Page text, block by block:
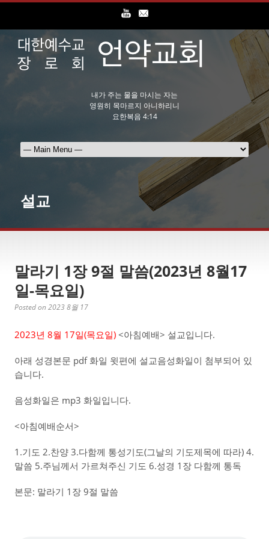
내가 주는 물을 마시는 자는
영원히 목마르지 아니하리니
요한복음 4:14
설교
말라기 1장 9절 말씀(2023년 8월17
일-목요일)
Posted on 2023 8월 17
2023년 8월 17일(목요일) <아침예배> 설교입니다.
아래 성경본문 pdf 화일 윗편에 설교음성화일이 첨부되어 있
습니다.
음성화일은 mp3 화일입니다.
<아침예배순서>
1.기도 2.찬양 3.다함께 통성기도(그날의 기도제목에 따라) 4.
말씀 5.주님께서 가르쳐주신 기도 6.성경 1장 다함께 통독
본문: 말라기 1장 9절 말씀